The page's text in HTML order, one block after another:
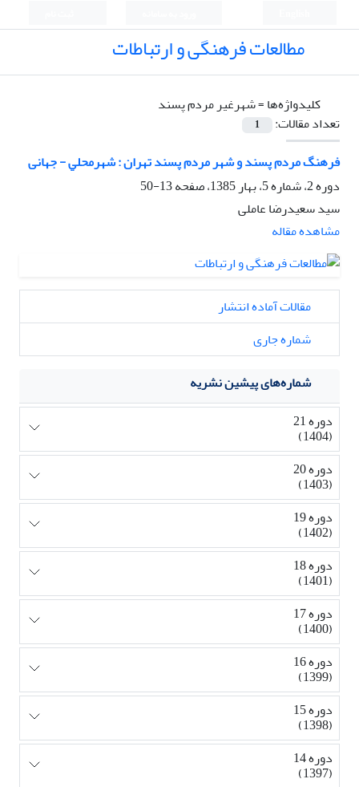
مطالعات فرهنگی و ارتباطات
کلیدواژه‌ها =شهرغیر ﻣﺮدم ﭘﺴﻨﺪ
تعداد مقالات:
1
فرهنگ ﻣﺮدم ﭘﺴﻨﺪ و شهر ﻣﺮدم ﭘﺴﻨﺪ تهران : شهرﻣﺤﻠﻲ - جهانی
دوره 2، شماره 5، بهار 1385، صفحه
13-50
سید سعیدرضا عاملی
مشاهده مقاله
مقالات آماده انتشار
شماره جاری
شماره‌های پیشین نشریه
دوره 21
(1404)
دوره 20
(1403)
دوره 19
(1402)
دوره 18
(1401)
دوره 17
(1400)
دوره 16
(1399)
دوره 15
(1398)
دوره 14
(1397)